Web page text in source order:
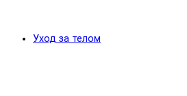
Уход за телом